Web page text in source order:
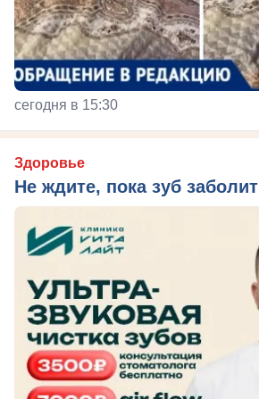
сегодня в 15:30
Здоровье
Не ждите, пока зуб заболит